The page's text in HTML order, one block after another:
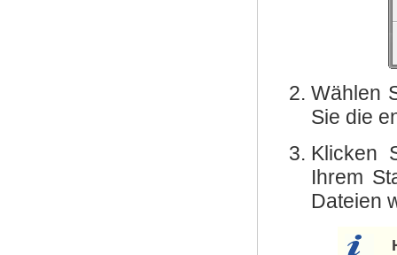
Wählen
Sie die
Klicken
Ihrem
Dateien